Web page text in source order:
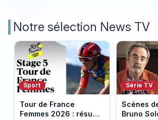
Notre sélection News TV
Sport
Tour de France
Femmes 2026 : résumé
Série TV
Scènes
Bruno